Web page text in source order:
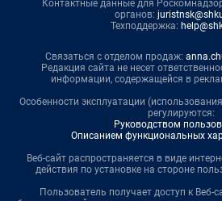
Контактные данные для
органов:
Техподдержка:
Связаться с отделом продаж:
Редакция сайта не несет
информации, содержащейся в
Особенности эксплуатации
регулируются:
Руководством
Описанием функциональных
Веб-сайт распространяется в виде
действия по установке на стороне
Пользователь получает доступ к Веб-